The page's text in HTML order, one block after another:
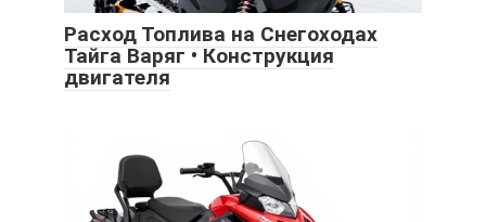
Расход Топлива на Снегоходах
Тайга Варяг • Конструкция
двигателя